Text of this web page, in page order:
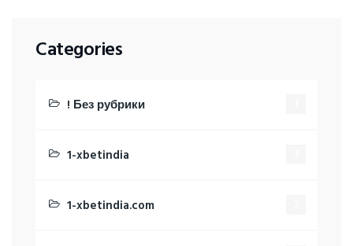
Categories
! Без рубрики
1-xbetindia
1-xbetindia.com